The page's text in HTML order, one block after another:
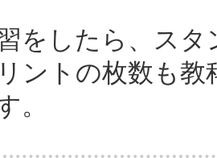
をしたら、スタ
ントの枚数も教
。